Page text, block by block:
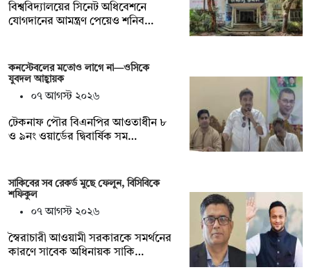
বিশ্ববিদ্যালয়ের সিনেট অধিবেশনে
যোগদানের আমন্ত্রণ পেয়েও শনিব…
কনস্টেবলের মতোও লাগে না—ওসিকে
যুবদল আহ্বায়ক
০৭ আগস্ট ২০২৬
টেকনাফ পৌর বিএনপির আওতাধীন ৮
ও ৯নং ওয়ার্ডের দ্বিবার্ষিক সম…
সাকিবের সব রেকর্ড মুছে ফেলুন, বিসিবিকে
শফিকুল
০৭ আগস্ট ২০২৬
স্বৈরাচারী আওয়ামী সরকারকে সমর্থনের
কারণে সাবেক অধিনায়ক সাকি…